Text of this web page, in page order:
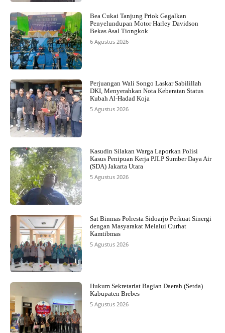
Bea Cukai Tanjung Priok Gagalkan
Penyelundupan Motor Harley Davidson
Bekas Asal Tiongkok
6 Agustus 2026
Perjuangan Wali Songo Laskar Sabilillah
DKI, Menyerahkan Nota Keberatan Status
Kubah Al-Hadad Koja
5 Agustus 2026
Kasudin Silakan Warga Laporkan Polisi
Kasus Penipuan Kerja PJLP Sumber Daya Air
(SDA) Jakarta Utara
5 Agustus 2026
Sat Binmas Polresta Sidoarjo Perkuat Sinergi
dengan Masyarakat Melalui Curhat
Kamtibmas
5 Agustus 2026
Hukum Sekretariat Bagian Daerah (Setda)
Kabupaten Brebes
5 Agustus 2026